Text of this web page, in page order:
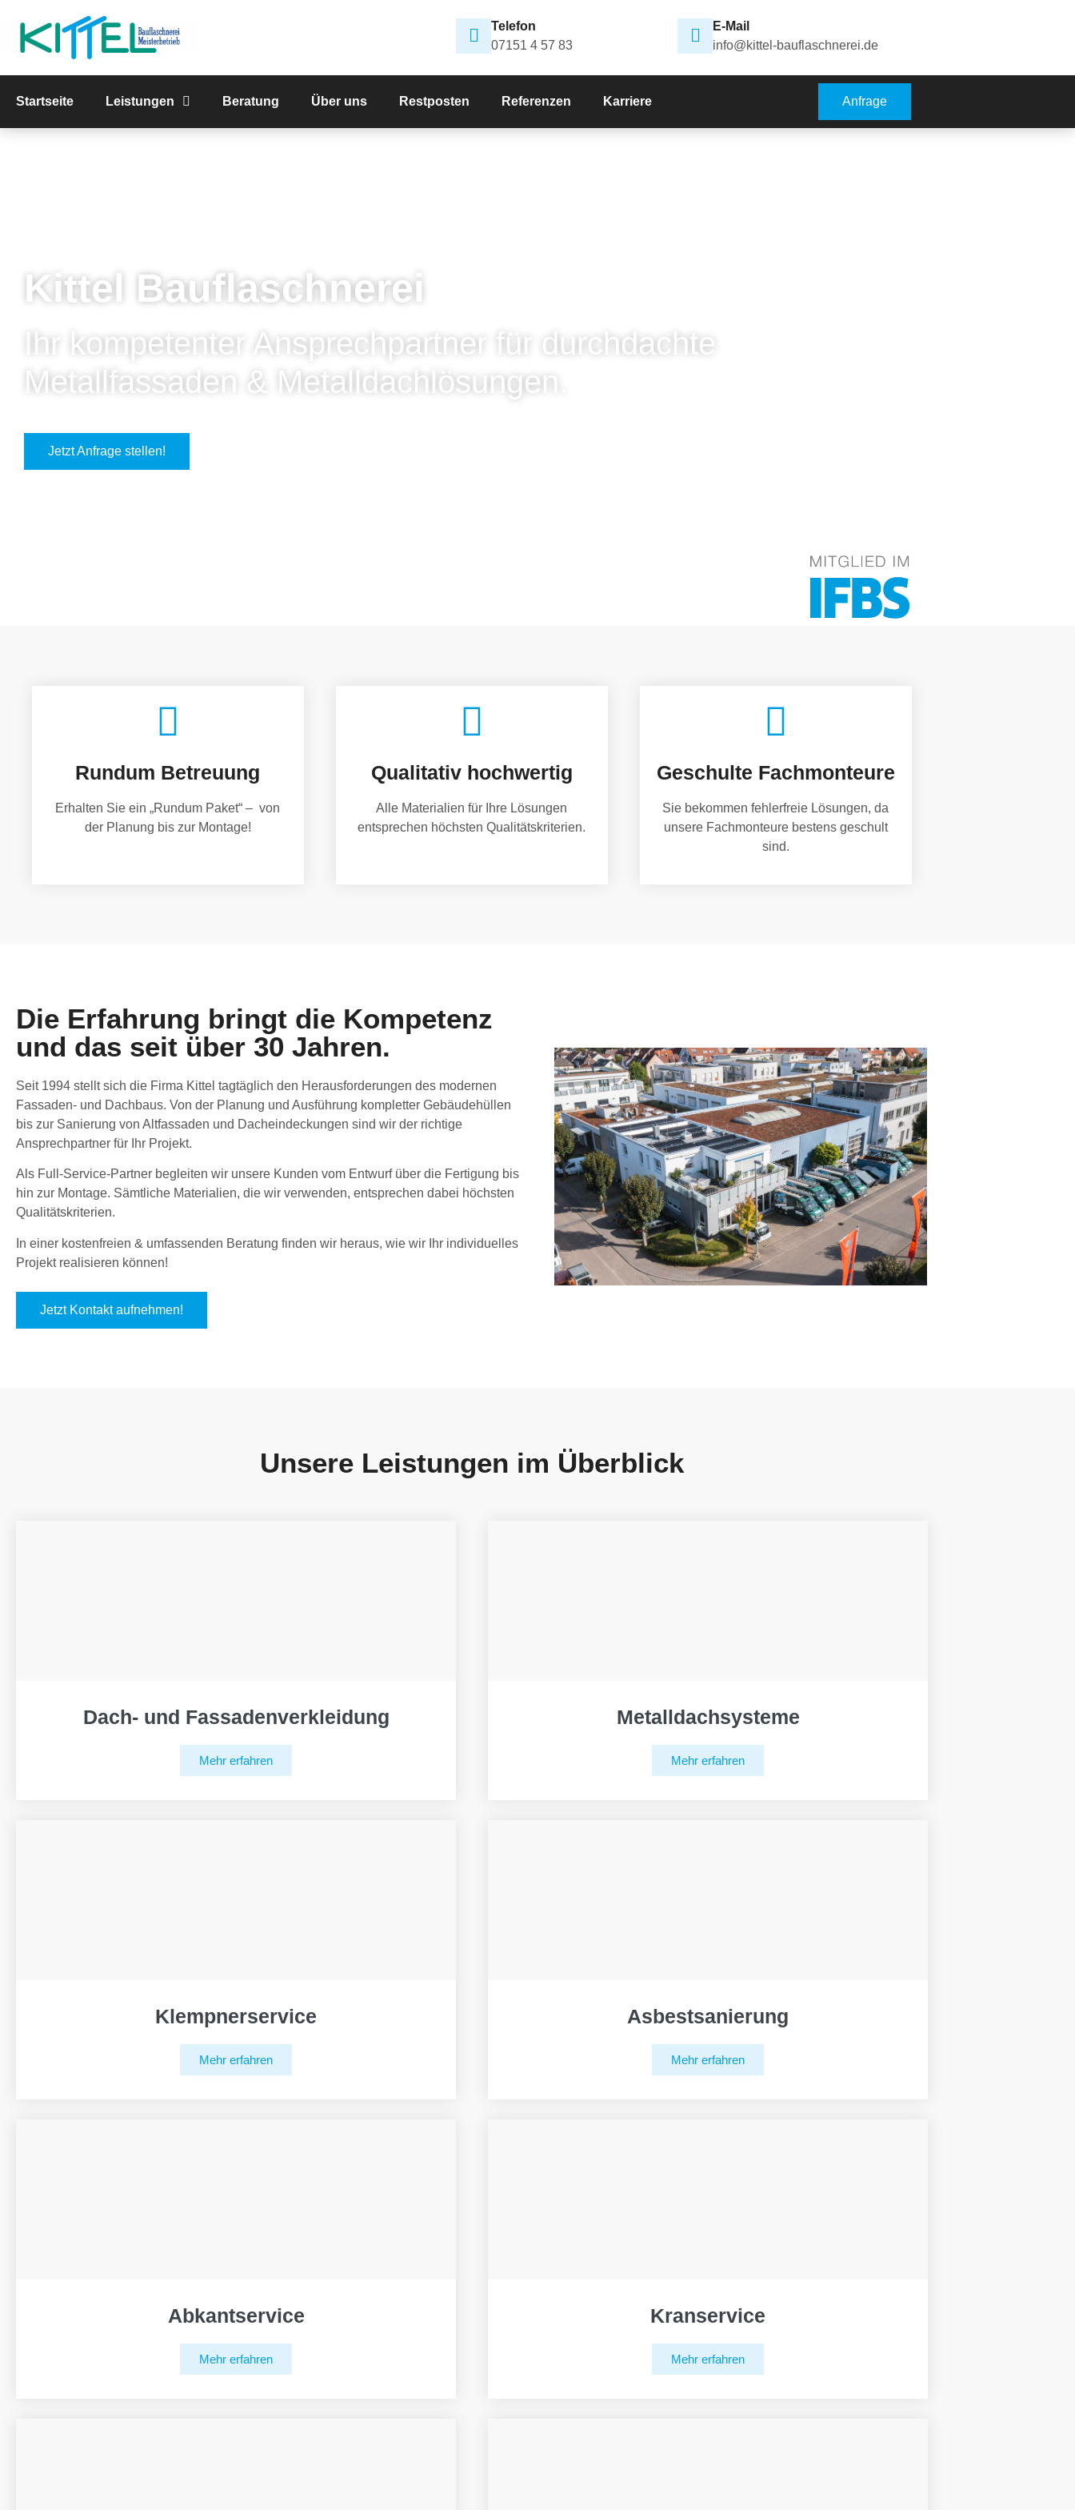
Telefon
07151 4 57 83
E-Mail
info@kittel-bauflaschnerei.de
Startseite Leistungen Beratung Über uns Restposten Referenzen Karriere Anfrage
Kittel Bauflaschnerei
Ihr kompetenter Ansprechpartner für durchdachte
Metallfassaden & Metalldachlösungen.
Jetzt Anfrage stellen!
Rundum Betreuung
Erhalten Sie ein „Rundum Paket“ – von
der Planung bis zur Montage!
Qualitativ hochwertig
Alle Materialien für Ihre Lösungen
entsprechen höchsten Qualitätskriterien.
Geschulte Fachmonteure
Sie bekommen fehlerfreie Lösungen, da
unsere Fachmonteure bestens geschult
sind.
Die Erfahrung bringt die Kompetenz
und das seit über 30 Jahren.
Seit 1994 stellt sich die Firma Kittel tagtäglich den Herausforderungen des modernen
Fassaden- und Dachbaus. Von der Planung und Ausführung kompletter Gebäudehüllen
bis zur Sanierung von Altfassaden und Dacheindeckungen sind wir der richtige
Ansprechpartner für Ihr Projekt.
Als Full-Service-Partner begleiten wir unsere Kunden vom Entwurf über die Fertigung bis
hin zur Montage. Sämtliche Materialien, die wir verwenden, entsprechen dabei höchsten
Qualitätskriterien.
In einer kostenfreien & umfassenden Beratung finden wir heraus, wie wir Ihr individuelles
Projekt realisieren können!
Jetzt Kontakt aufnehmen!
Unsere Leistungen im Überblick
Dach- und Fassadenverkleidung
Mehr erfahren
Metalldachsysteme
Mehr erfahren
Klempnerservice
Mehr erfahren
Asbestsanierung
Mehr erfahren
Abkantservice
Mehr erfahren
Kranservice
Mehr erfahren